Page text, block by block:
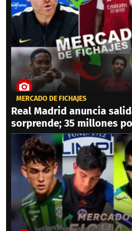
MERCADO DE FICHAJES
Real Madrid anuncia
sorprende; 35 millones